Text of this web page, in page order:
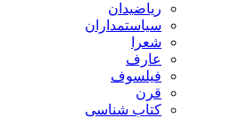
ریاضیدان
سیاستمداران
شعرا
عارف
فیلسوف
قرن
کتاب شناسی